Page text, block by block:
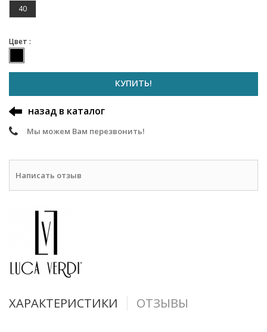
40
Цвет :
КУПИТЬ!
назад в каталог
Мы можем Вам перезвонить!
Написать отзыв
ХАРАКТЕРИСТИКИ ОТЗЫВЫ